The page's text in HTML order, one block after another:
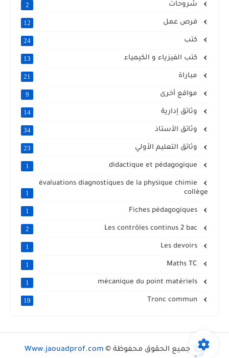
شروحات 2
فرص عمل 12
كتب 24
كتب الفيزياء و الكيمياء 13
مباراة 21
مواقع أخرى 9
وثائق إدارية 14
وثائق الأستاذ 34
وثائق التعليم الأولي 23
1
évaluations diagnostiques de la physique chimie
collège
1
Fiches pédagogiques
1
Les contrôles continus 2 bac
2
Les devoirs
1
1
mécanique du point matériels
1
19
جميع الحقوق محفوظة © Www.jaouadprof.com